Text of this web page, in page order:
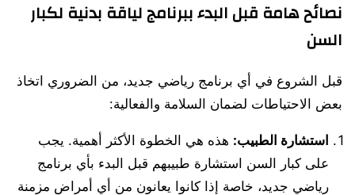
نصائح هامة قبل البدء ببرنامج لياقة بدنية لكبار
السن
قبل الشروع في أي برنامج رياضي جديد، من الضروري اتخاذ
بعض الاحتياطات لضمان السلامة والفعالية:
استشارة الطبيب: هذه هي الخطوة الأكثر أهمية. يجب
على كبار السن استشارة طبيبهم قبل البدء بأي برنامج
رياضي جديد، خاصة إذا كانوا يعانون من أي أمراض مزمنة